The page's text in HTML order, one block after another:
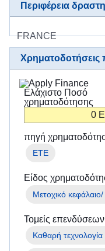
Περιφέρεια
FRANCE
Χρηματοδοτήσεις
Ελάχιστο Ποσό
χρηματοδότησης
0
πηγή
ΕΤΕ
Είδος
Μετοχικό κεφάλαιο/
Τομείς επενδύσεων
Καθαρή